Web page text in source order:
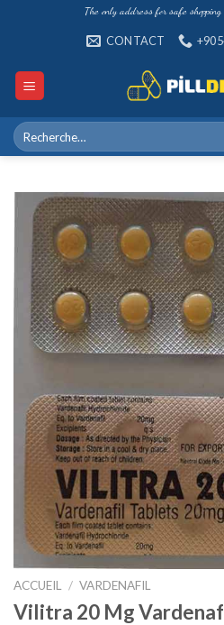
The only address for safe shopping
CONTACT
Recherche
pour :
ACCUEIL / VARDENAFIL
Vilitra 20 Mg